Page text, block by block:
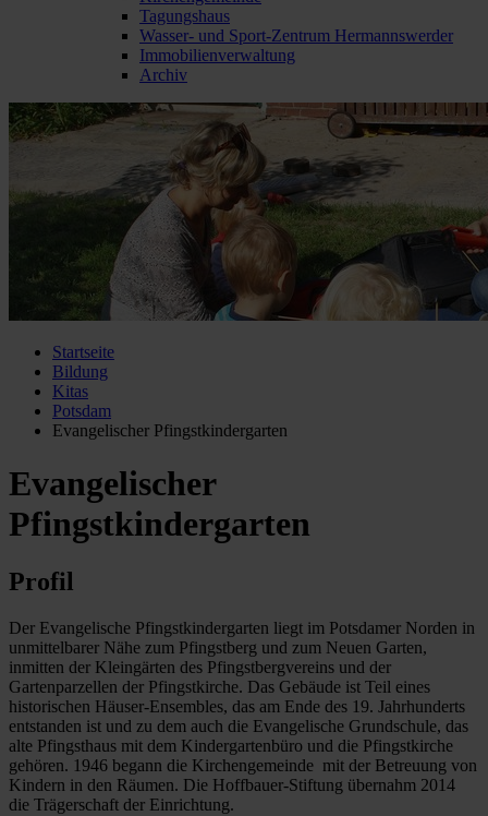
Tagungshaus
Wasser- und Sport-Zentrum Hermannswerder
Immobilienverwaltung
Archiv
Startseite
Bildung
Kitas
Potsdam
Evangelischer Pfingstkindergarten
Evangelischer
Pfingstkindergarten
Profil
Der Evangelische Pfingstkindergarten liegt im Potsdamer Norden in
unmittelbarer Nähe zum Pfingstberg und zum Neuen Garten,
inmitten der Kleingärten des Pfingstbergvereins und der
Gartenparzellen der Pfingstkirche. Das Gebäude ist Teil eines
historischen Häuser-Ensembles, das am Ende des 19. Jahrhunderts
entstanden ist und zu dem auch die Evangelische Grundschule, das
alte Pfingsthaus mit dem Kindergartenbüro und die Pfingstkirche
gehören. 1946 begann die Kirchengemeinde mit der Betreuung von
Kindern in den Räumen. Die Hoffbauer-Stiftung übernahm 2014
die Trägerschaft der Einrichtung.